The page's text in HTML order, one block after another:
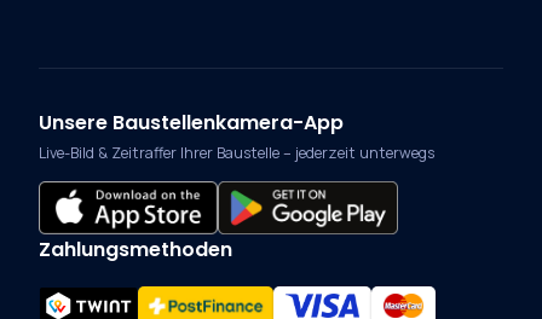
Unsere Baustellenkamera-App
Live-Bild & Zeitraffer Ihrer Baustelle – jederzeit unterwegs
Zahlungsmethoden